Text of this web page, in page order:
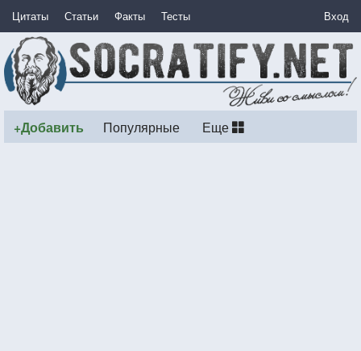
Цитаты Статьи Факты Тесты Вход
+Добавить Популярные Еще